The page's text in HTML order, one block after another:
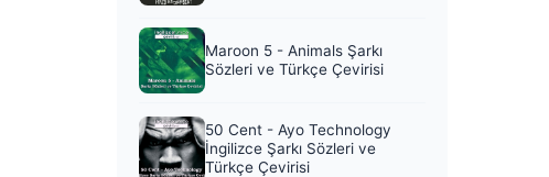
Maroon 5 - Animals Şarkı
Sözleri ve Türkçe Çevirisi
50 Cent - Ayo Technology
İngilizce Şarkı Sözleri ve
Türkçe Çevirisi